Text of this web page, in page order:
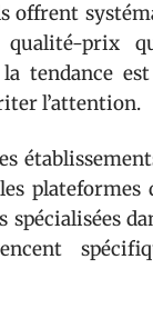
offrent
prix
tendance
l’attention.
plateformes
spécialisées